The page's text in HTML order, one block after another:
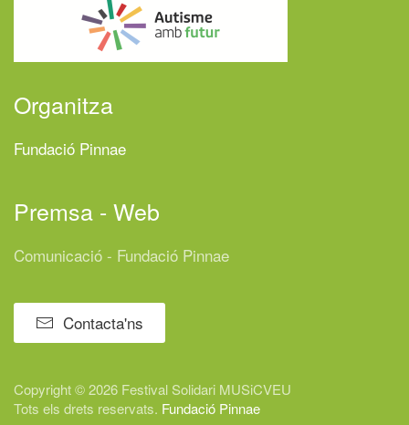
Organitza
Fundació Pinnae
Premsa - Web
Comunicació - Fundació Pinnae
Contacta'ns
Copyright © 2026 Festival Solidari MUSiCVEU
Tots els drets reservats. Fundació Pinnae